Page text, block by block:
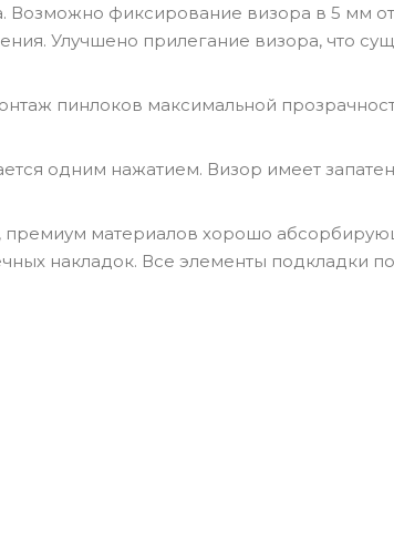
Возможно фиксирование визора в 5 мм
Улучшено прилегание визора, что
пинлоков максимальной
одним нажатием. Визор имеет
материалов хорошо
накладок. Все элементы подкладки